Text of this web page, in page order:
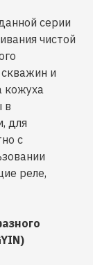
серии
чистой
и
кожуха
в
для
с
реле,